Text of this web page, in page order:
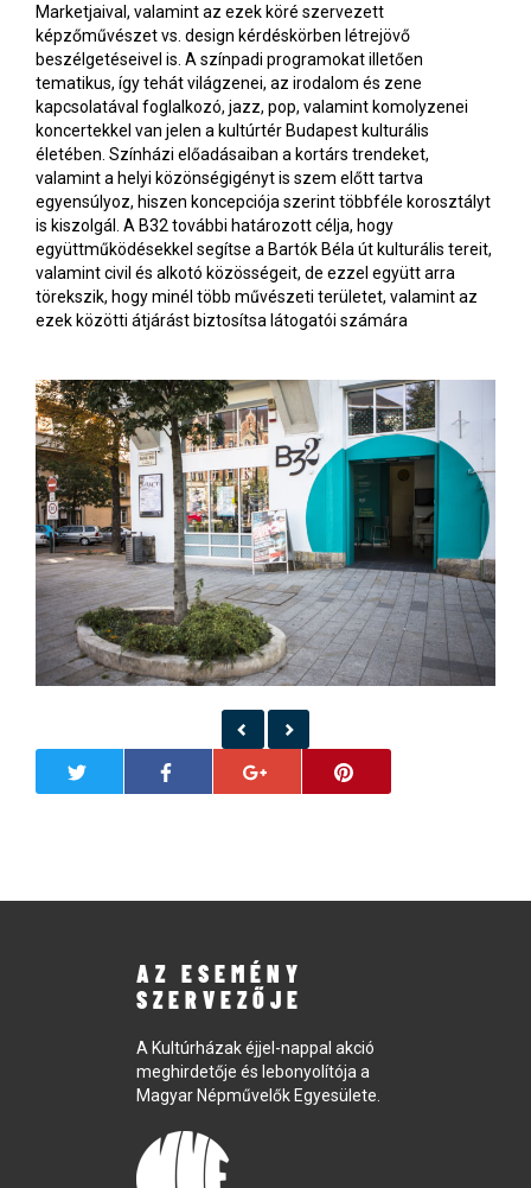
Marketjaival, valamint az ezek köré szervezett
képzőművészet vs. design kérdéskörben létrejövő
beszélgetéseivel is. A színpadi programokat illetően
tematikus, így tehát világzenei, az irodalom és zene
kapcsolatával foglalkozó, jazz, pop, valamint komolyzenei
koncertekkel van jelen a kultúrtér Budapest kulturális
életében. Színházi előadásaiban a kortárs trendeket,
valamint a helyi közönségigényt is szem előtt tartva
egyensúlyoz, hiszen koncepciója szerint többféle korosztályt
is kiszolgál. A B32 további határozott célja, hogy
együttműködésekkel segítse a Bartók Béla út kulturális tereit,
valamint civil és alkotó közösségeit, de ezzel együtt arra
törekszik, hogy minél több művészeti területet, valamint az
ezek közötti átjárást biztosítsa látogatói számára
AZ ESEMÉNY
SZERVEZŐJE
A Kultúrházak éjjel-nappal akció
meghirdetője és lebonyolítója a
Magyar Népművelők Egyesülete.